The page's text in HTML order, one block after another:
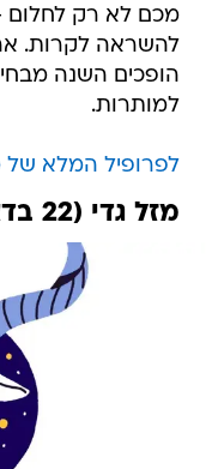
מכם לא רק
להשראה לקרות.
הופכים השנה
למותרות.
לפרופיל המלא של
מזל גדי (22 בדצמבר - 20 בינואר)